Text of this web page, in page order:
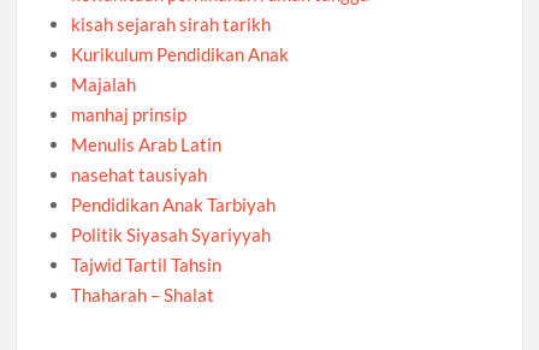
kisah sejarah sirah tarikh
Kurikulum Pendidikan Anak
Majalah
manhaj prinsip
Menulis Arab Latin
nasehat tausiyah
Pendidikan Anak Tarbiyah
Politik Siyasah Syariyyah
Tajwid Tartil Tahsin
Thaharah – Shalat